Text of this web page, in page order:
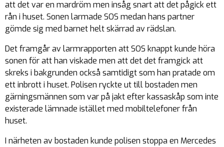
att det var en mardröm men insåg snart att det pågick ett
rån i huset. Sonen larmade SOS medan hans partner
gömde sig med barnet helt skärrad av rädslan.
Det framgår av larmrapporten att SOS knappt kunde höra
sonen för att han viskade men att det det framgick att
skreks i bakgrunden också samtidigt som han pratade om
ett inbrott i huset. Polisen ryckte ut till bostaden men
gärningsmännen som var på jakt efter kassaskåp som inte
existerade lämnade istället med mobiltelefoner från
huset.
I närheten av bostaden kunde polisen stoppa en Mercedes